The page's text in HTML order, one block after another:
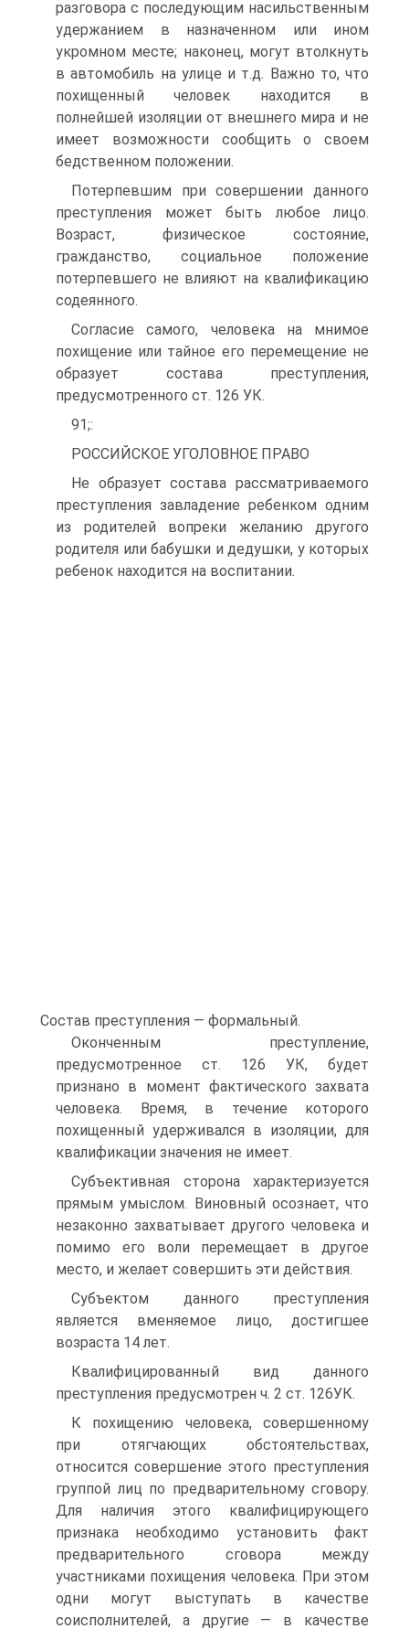
разговора с последующим насильственным
удержанием в назначенном или ином
укромном месте; наконец, могут втолкнуть
в автомобиль на улице и т.д. Важно то, что
похищенный человек находится в
полнейшей изоляции от внешнего мира и не
имеет возможности сообщить о своем
бедственном положении.
Потерпевшим при совершении данного
преступления может быть любое лицо.
Возраст, физическое состояние,
гражданство, социальное положение
потерпевшего не влияют на квалификацию
содеянного.
Согласие самого, человека на мнимое
похищение или тайное его перемещение не
образует состава преступления,
предусмотренного ст. 126 УК.
91;:
РОССИЙСКОЕ УГОЛОВНОЕ ПРАВО
Не образует состава рассматриваемого
преступления завладение ребенком одним
из родителей вопреки желанию другого
родителя или бабушки и дедушки, у которых
ребенок находится на воспитании.
Состав преступления — формальный.
Оконченным преступление,
предусмотренное ст. 126 УК, будет
признано в момент фактического захвата
человека. Время, в течение которого
похищенный удерживался в изоляции, для
квалификации значения не имеет.
Субъективная сторона характеризуется
прямым умыслом. Виновный осознает, что
незаконно захватывает другого человека и
помимо его воли перемещает в другое
место, и желает совершить эти действия.
Субъектом данного преступления
является вменяемое лицо, достигшее
возраста 14 лет.
Квалифицированный вид данного
преступления предусмотрен ч. 2 ст. 126УК.
К похищению человека, совершенному
при отягчающих обстоятельствах,
относится совершение этого преступления
группой лиц по предварительному сговору.
Для наличия этого квалифицирующего
признака необходимо установить факт
предварительного сговора между
участниками похищения человека. При этом
одни могут выступать в качестве
соисполнителей, а другие — в качестве